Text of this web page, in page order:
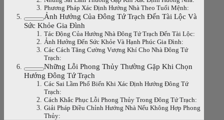
Phương Pháp Xác Định Hướng Nhà Theo Tuổi Mệnh:
Ảnh Hưởng Của Đông Tứ Trạch Đến Tài Lộc Và
Sức Khỏe Gia Đình
Tác Động Của Hướng Nhà Đông Tứ Trạch Đến Tài Lộc:
Ảnh Hưởng Đến Sức Khỏe Và Hạnh Phúc Gia Đình:
Các Cách Tăng Cường Vượng Khí Cho Nhà Đông Tứ
Trạch:
Những Lỗi Phong Thủy Thường Gặp Khi Chọn
Hướng Đông Tứ Trạch
Các Sai Lầm Phổ Biến Khi Xác Định Hướng Đông Tứ
Trạch:
Cách Khắc Phục Lỗi Phong Thủy Trong Đông Tứ Trạch:
Giải Pháp Điều Chỉnh Hướng Nhà Nếu Không Hợp Phong
Thủy: